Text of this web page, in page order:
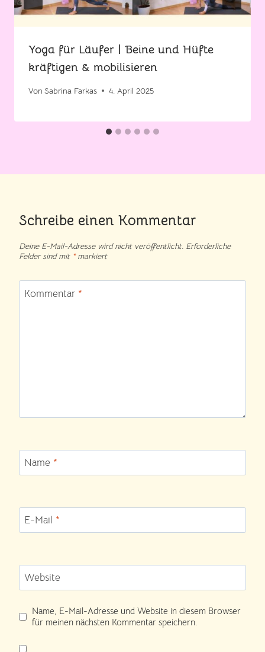
Yoga für Läufer | Beine und Hüfte
kräftigen & mobilisieren
Von Sabrina Farkas 4. April 2025
Schreibe einen Kommentar
Deine E-Mail-Adresse wird nicht veröffentlicht. Erforderliche
Felder sind mit *markiert
Kommentar *
Name *
E-Mail *
Website
Name, E-Mail-Adresse und Website in diesem Browser
für meinen nächsten Kommentar speichern.